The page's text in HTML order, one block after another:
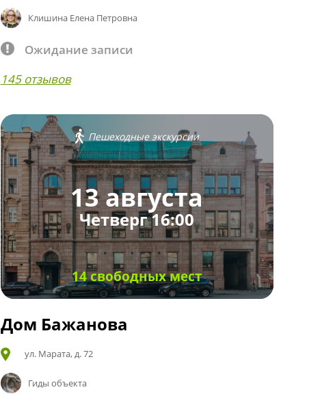
Клишина Елена Петровна
Ожидание записи
145 отзывов
Пешеходные экскурсии
13 августа
Четверг 16:00
14 свободных мест
Дом Бажанова
ул. Марата, д. 72
Гиды объекта